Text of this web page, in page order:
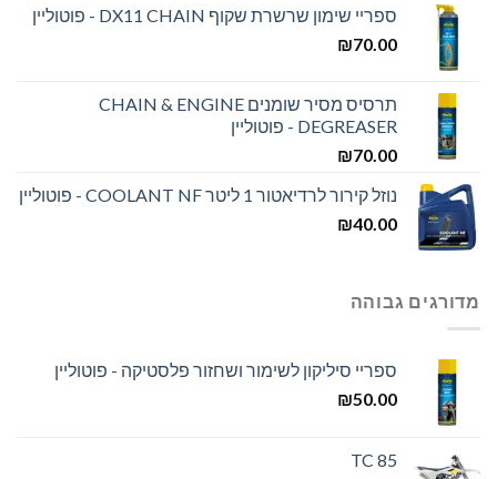
ספריי שימון שרשרת שקוף DX11 CHAIN - פוטוליין
₪70.00
תרסיס מסיר שומנים CHAIN & ENGINE
DEGREASER - פוטוליין
₪70.00
נוזל קירור לרדיאטור 1 ליטר COOLANT NF - פוטוליין
₪40.00
מדורגים גבוהה
ספריי סיליקון לשימור ושחזור פלסטיקה - פוטוליין
₪50.00
TC 85